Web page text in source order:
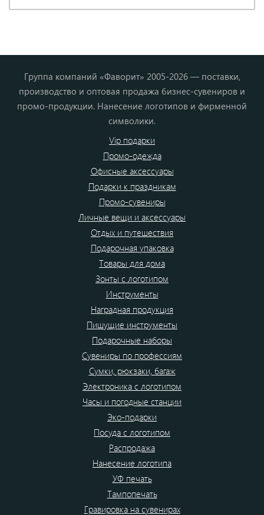
Группа компаний «Фаворит» 2005-2026 — поставки,
производство и оптовая продажа бизнес-сувениров и
промо-продукции. Нанесение логотипов и фирменной
символики.
Vip подарки
Промо-одежда
Офисные аксессуары
Подарки к праздникам
Промо-сувениры
Личные вещи и аксессуары
Отдых и путешествия
Подарочная упаковка
Товары для дома
Зонты с логотипом
Инструменты
Наградная продукция
Пишущие инструменты
Подарочные наборы
Сувениры по профессиям
Сумки, рюкзаки, багаж
Электроника с логотипом
Часы и погодные станции
Эко-подарки
Посуда с логотипом
Распродажа
Нанесение логотипа
УФ печать
Тампопечать
Гравировка на сувенирах